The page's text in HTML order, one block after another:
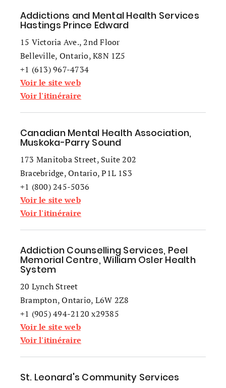
Addictions and Mental Health Services
Hastings Prince Edward
15 Victoria Ave., 2nd Floor
Belleville, Ontario, K8N 1Z5
+1 (613) 967-4734
Voir le site web
Voir l'itinéraire
Canadian Mental Health Association,
Muskoka-Parry Sound
173 Manitoba Street, Suite 202
Bracebridge, Ontario, P1L 1S3
+1 (800) 245-5036
Voir le site web
Voir l'itinéraire
Addiction Counselling Services, Peel
Memorial Centre, William Osler Health
System
20 Lynch Street
Brampton, Ontario, L6W 2Z8
+1 (905) 494-2120 x29385
Voir le site web
Voir l'itinéraire
St. Leonard's Community Services